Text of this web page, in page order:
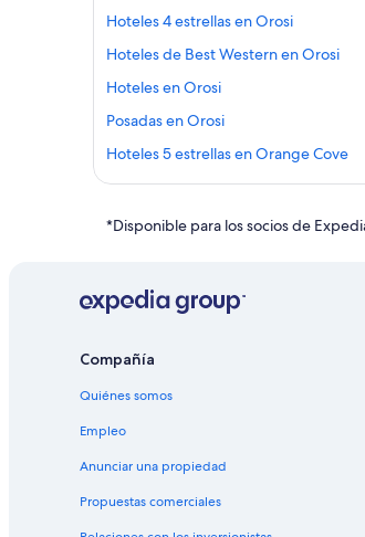
Hoteles 4 estrellas en Orosi
Hoteles de Best Western en Orosi
Hoteles en Orosi
Posadas en Orosi
Hoteles 5 estrellas en Orange Cove
Hoteles en Orange Cove
Cabañas en Dinuba
Castillos en Dinuba
Hoteles baratos en Dinuba
Hoteles de La Quinta Inn & Suites en
*Disponible para los socios de
Compañía
Quiénes somos
Empleo
Anunciar una propiedad
Propuestas comerciales